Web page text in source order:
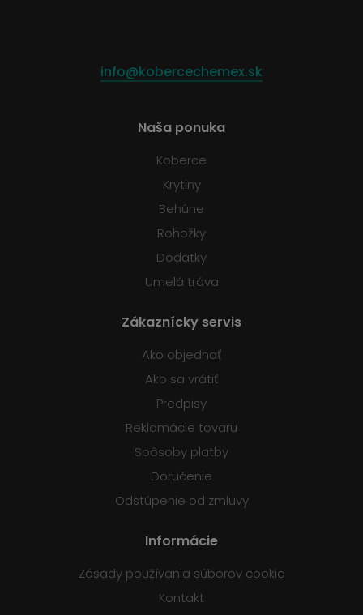
info@kobercechemex.sk
Naša ponuka
Koberce
Krytiny
Behúne
Rohožky
Dodatky
Umelá tráva
Zákaznícky servis
Ako objednať
Ako sa vrátiť
Predpisy
Reklamácie tovaru
Spôsoby platby
Doručenie
Odstúpenie od zmluvy
Informácie
Zásady používania súborov cookie
Kontakt